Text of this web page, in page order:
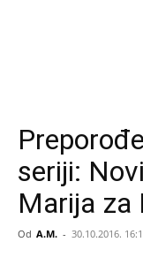
seriji:
Marija za
Od A.M. - 30.10.2016.